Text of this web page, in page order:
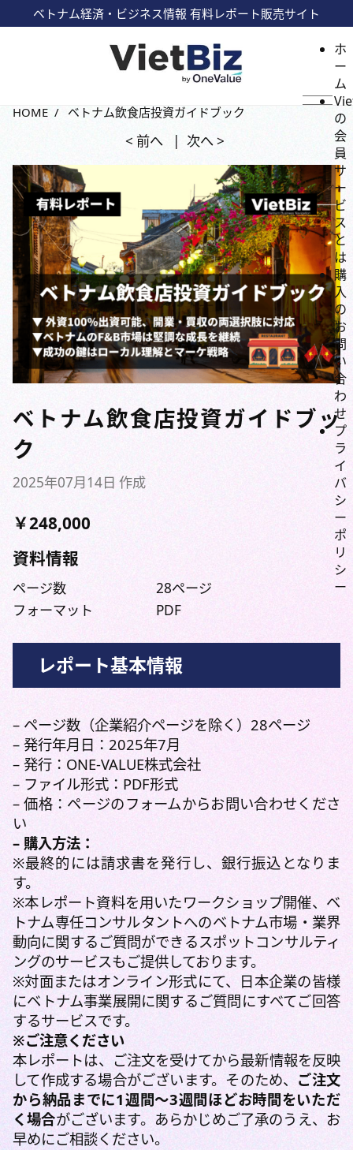
ベトナム経済・ビジネス情報 有料レポート販売サイト
ホ
ー
ム
の
会
員
サ
ー
ビ
ス
と
は
購
入
の
お
問
い
合
わ
せ
プ
ラ
イ
バ
シ
ー
ポ
リ
シ
ー
HOME ベトナム飲食店投資ガイドブック
< 前へ 次へ >
ベトナム飲食店投資ガイドブッ
ク
2025年07月14日 作成
￥248,000
資料情報
ページ数
28ページ
フォーマット
PDF
レポート基本情報
– ページ数（企業紹介ページを除く）28ページ
– 発行年月日：2025年7月
– 発行：ONE-VALUE株式会社
– ファイル形式：PDF形式
– 価格：ページのフォームからお問い合わせくださ
い
– 購入方法：
※最終的には請求書を発行し、銀行振込となりま
す。
※本レポート資料を用いたワークショップ開催、ベ
トナム専任コンサルタントへのベトナム市場・業界
動向に関するご質問ができるスポットコンサルティ
ングのサービスもご提供しております。
※対面またはオンライン形式にて、日本企業の皆様
にベトナム事業展開に関するご質問にすべてご回答
するサービスです。
※ご注意ください
本レポートは、ご注文を受けてから最新情報を反映
して作成する場合がございます。そのため、 ご注文
から納品までに1週間〜3週間ほどお時間をいただ
く場合がございます。あらかじめご了承のうえ、お
早めにご相談ください。